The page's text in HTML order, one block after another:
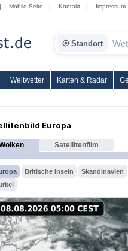
| Mobile Seite | Kontakt | Impressum
Standort
Weltwetter Karten & Radar
Europa
Satellitenfilm
Britische Inseln
Skandinavien